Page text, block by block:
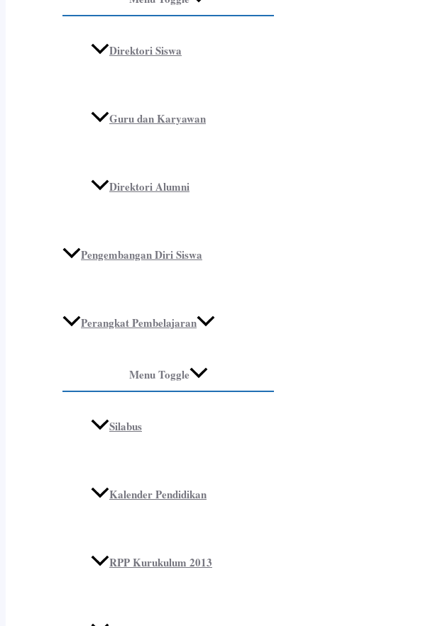
Direktori Siswa
Guru dan Karyawan
Direktori Alumni
Pengembangan Diri Siswa
Perangkat Pembelajaran
Menu Toggle
Silabus
Kalender Pendidikan
RPP Kurukulum 2013